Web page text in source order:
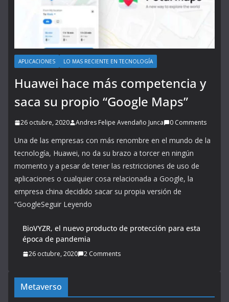
APLICACIONES LO MAS RECIENTE EN TECNOLOGÍA
Huawei hace más competencia y
saca su propio “Google Maps”
26 octubre, 2020 Andres Felipe Avendaño Junca 0 Comments
Una de las empresas con más renombre en el mundo de la
tecnología, Huawei, no da su brazo a torcer en ningún
momento y a pesar de tener las restricciones de uso de
aplicaciones o cualquier cosa relacionada a Google, la
empresa china decidido sacar su propia versión de
“GoogleSeguir Leyendo
BioVYZR, el nuevo producto de protección para esta
época de pandemia
26 octubre, 2020 2 Comments
Metaverso